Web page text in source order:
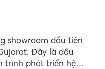
showroom đầu tiên
Đây là dấu
trình phát triển hệ